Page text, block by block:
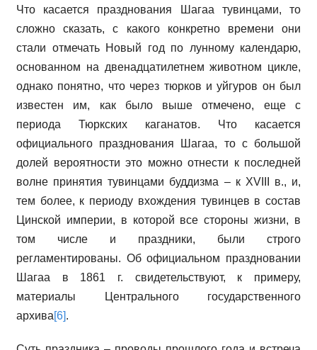
Что касается празднования Шагаа тувинцами, то
сложно сказать, с какого конкретно времени они
стали отмечать Новый год по лунному календарю,
основанном на двенадцатилетнем животном цикле,
однако понятно, что через тюрков и уйгуров он был
известен им, как было выше отмечено, еще с
периода Тюркских каганатов. Что касается
официального празднования Шагаа, то с большой
долей вероятности это можно отнести к последней
волне принятия тувинцами буддизма – к XVIII в., и,
тем более, к периоду вхождения тувинцев в состав
Цинской империи, в которой все стороны жизни, в
том числе и праздники, были строго
регламентированы. Об официальном праздновании
Шагаа в 1861 г. свидетельствуют, к примеру,
материалы Центрального государственного
архива[6].